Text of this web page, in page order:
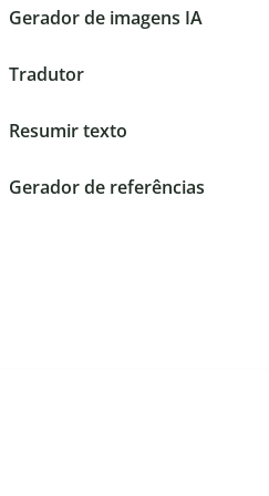
Gerador de imagens IA
Tradutor
Resumir texto
Gerador de referências